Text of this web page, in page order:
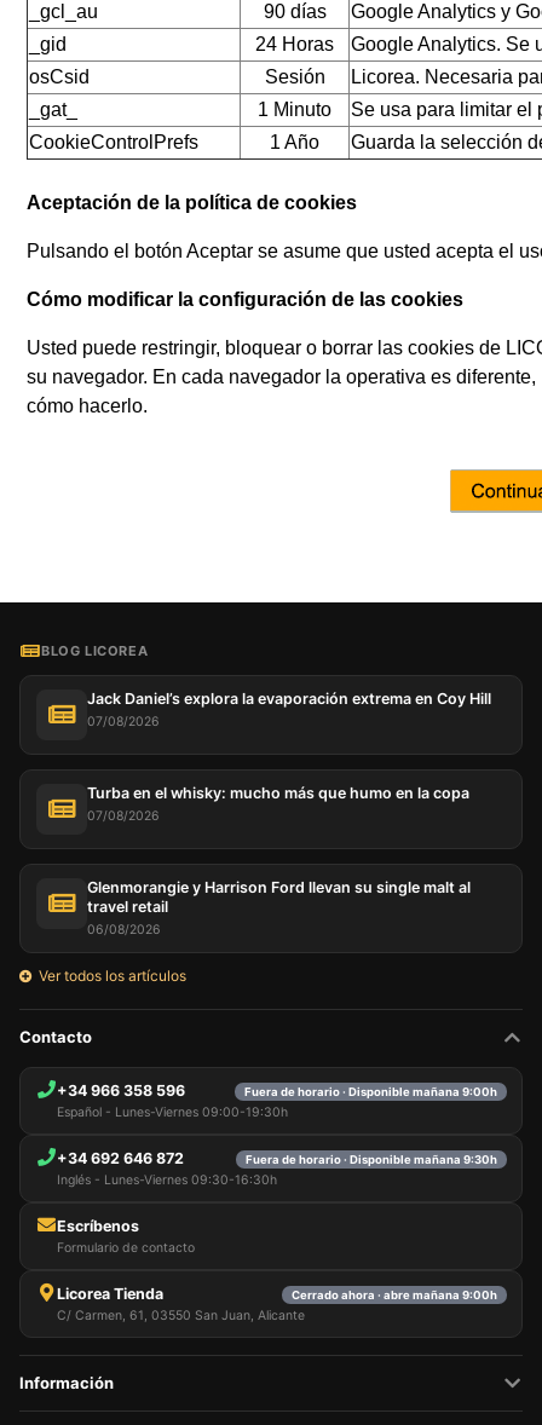
_gcl_au
90 días
Google Analytics y
_gid
24 Horas
Google Analytics. Se
osCsid
Sesión
Licorea. Necesaria
_gat_
1 Minuto
Se usa para limitar el
CookieControlPrefs
1 Año Guarda la selección
Aceptación de la política de cookies
Pulsando el botón Aceptar se asume que usted acepta el
Cómo modificar la configuración de las cookies
Usted puede restringir, bloquear o borrar las cookies de
su navegador. En cada navegador la operativa es
cómo hacerlo.
BLOG LICOREA
Jack Daniel’s explora la evaporación extrema en Coy Hill
07/08/2026
Turba en el whisky: mucho más que humo en la copa
07/08/2026
Glenmorangie y Harrison Ford llevan su single malt al
travel retail
06/08/2026
Ver todos los artículos
Contacto
+34 966 358 596 Fuera de horario · Disponible mañana 9:00h
Español - Lunes-Viernes 09:00-19:30h
+34 692 646 872 Fuera de horario · Disponible mañana 9:30h
Inglés - Lunes-Viernes 09:30-16:30h
Escríbenos
Formulario de contacto
Licorea Tienda Cerrado ahora · abre mañana 9:00h
C/ Carmen, 61, 03550 San Juan, Alicante
Información